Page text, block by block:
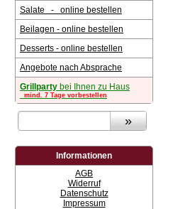
Salate - online bestellen
Beilagen - online bestellen
Desserts - online bestellen
Angebote nach Absprache
Grillparty bei Ihnen zu Haus
mind. 7 Tage vorbestellen
Informationen
AGB
Widerruf
Datenschutz
Impressum